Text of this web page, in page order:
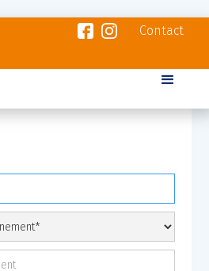
Contact